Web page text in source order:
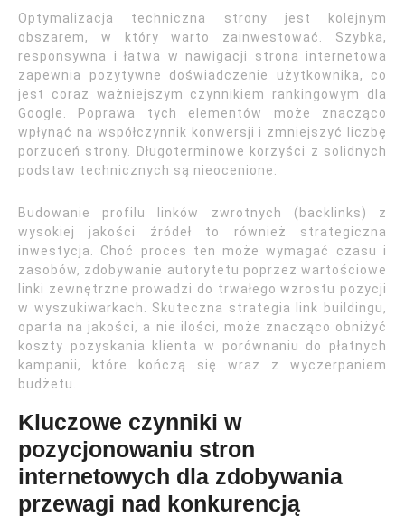
Optymalizacja techniczna strony jest kolejnym
obszarem, w który warto zainwestować. Szybka,
responsywna i łatwa w nawigacji strona internetowa
zapewnia pozytywne doświadczenie użytkownika, co
jest coraz ważniejszym czynnikiem rankingowym dla
Google. Poprawa tych elementów może znacząco
wpłynąć na współczynnik konwersji i zmniejszyć liczbę
porzuceń strony. Długoterminowe korzyści z solidnych
podstaw technicznych są nieocenione.
Budowanie profilu linków zwrotnych (backlinks) z
wysokiej jakości źródeł to również strategiczna
inwestycja. Choć proces ten może wymagać czasu i
zasobów, zdobywanie autorytetu poprzez wartościowe
linki zewnętrzne prowadzi do trwałego wzrostu pozycji
w wyszukiwarkach. Skuteczna strategia link buildingu,
oparta na jakości, a nie ilości, może znacząco obniżyć
koszty pozyskania klienta w porównaniu do płatnych
kampanii, które kończą się wraz z wyczerpaniem
budżetu.
Kluczowe czynniki w
pozycjonowaniu stron
internetowych dla zdobywania
przewagi nad konkurencją